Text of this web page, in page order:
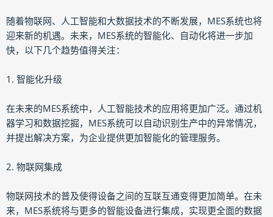
随着物联网、人工智能和大数据技术的不断发展，MES系统也将
迎来新的机遇。未来，MES系统的智能化、自动化将进一步加
快，以下几个趋势值得关注：
1. 智能化升级
在未来的MES系统中，人工智能技术的应用将更加广泛。通过机
器学习和数据挖掘，MES系统可以自动识别生产中的异常情况，
并提出解决方案，为企业提供更加智能化的管理服务。
2. 物联网集成
物联网技术的普及使得设备之间的互联互通变得更加简单。在未
来，MES系统将与更多的智能设备进行集成，实现更全面的数据